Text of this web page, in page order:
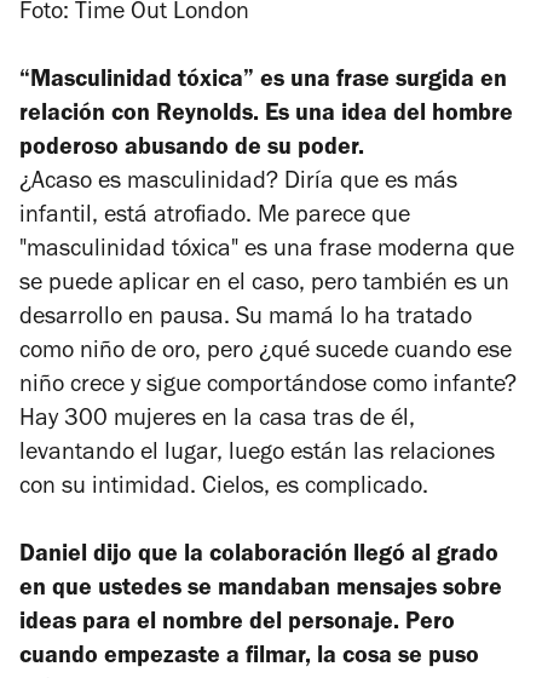
Foto: Time Out London
“Masculinidad tóxica” es una frase surgida en
relación con Reynolds. Es una idea del hombre
poderoso abusando de su poder.
¿Acaso es masculinidad? Diría que es más
infantil, está atrofiado. Me parece que
"masculinidad tóxica" es una frase moderna que
se puede aplicar en el caso, pero también es un
desarrollo en pausa. Su mamá lo ha tratado
como niño de oro, pero ¿qué sucede cuando ese
niño crece y sigue comportándose como infante?
Hay 300 mujeres en la casa tras de él,
levantando el lugar, luego están las relaciones
con su intimidad. Cielos, es complicado.
Daniel dijo que la colaboración llegó al grado
en que ustedes se mandaban mensajes sobre
ideas para el nombre del personaje. Pero
cuando empezaste a filmar, la cosa se puso